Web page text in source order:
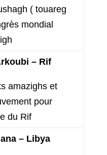
( touareg
mondial
– Rif
amazighs et
pour
du Rif.
– Libya